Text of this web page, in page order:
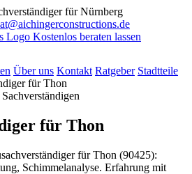
für Nürnberg
Kostenlos beraten lassen
Über uns Kontakt Ratgeber Stadtteile
für Thon
für Thon
für Thon (90425):
Schimmelanalyse. Erfahrung mit